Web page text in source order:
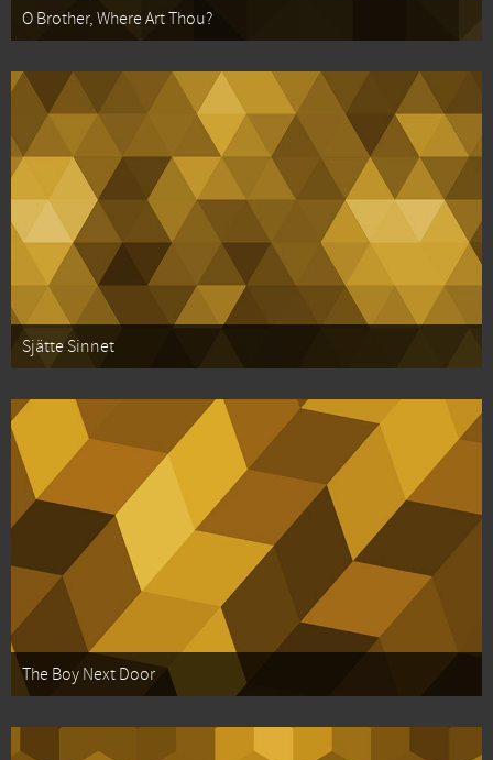
O Brother, Where Art Thou?
Sjätte Sinnet
The Boy Next Door